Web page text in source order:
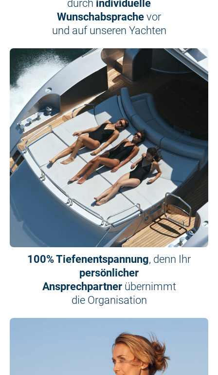
durch individuelle
Wunschabsprache vor
und auf unseren Yachten
100% Tiefenentspannung, denn Ihr
persönlicher
Ansprechpartner übernimmt
die Organisation